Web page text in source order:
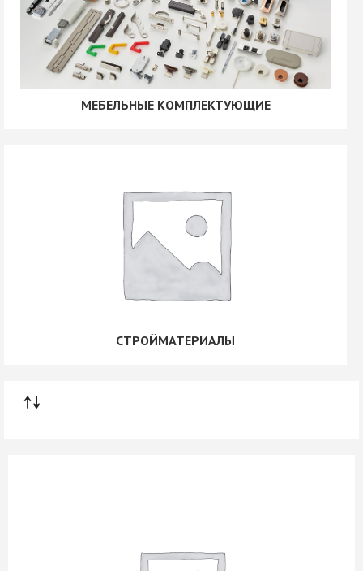
МЕБЕЛЬНЫЕ КОМПЛЕКТУЮЩИЕ
СТРОЙМАТЕРИАЛЫ